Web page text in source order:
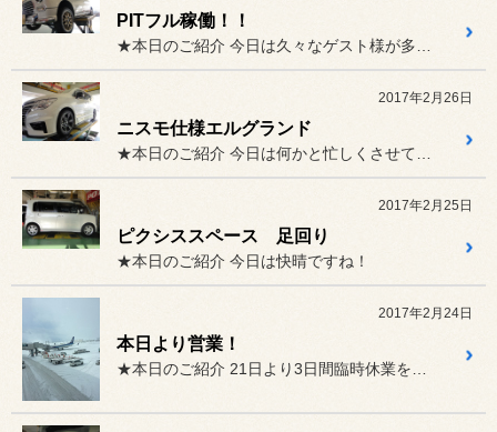
PITフル稼働！！
2017年2月26日
ニスモ仕様エルグランド
2017年2月25日
ピクシススペース 足回り
★本日のご紹介 今日は快晴ですね！
2017年2月24日
本日より営業！